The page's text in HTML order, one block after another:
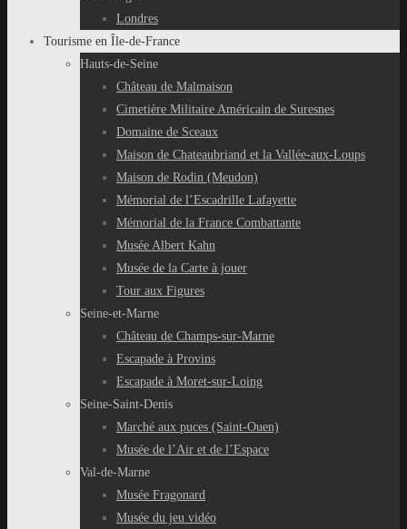
Londres
Tourisme en Île-de-France
Hauts-de-Seine
Château de Malmaison
Cimetière Militaire Américain de Suresnes
Domaine de Sceaux
Maison de Chateaubriand et la Vallée-aux-Loups
Maison de Rodin (Meudon)
Mémorial de l’Escadrille Lafayette
Mémorial de la France Combattante
Musée Albert Kahn
Musée de la Carte à jouer
Tour aux Figures
Seine-et-Marne
Château de Champs-sur-Marne
Escapade à Provins
Escapade à Moret-sur-Loing
Seine-Saint-Denis
Marché aux puces (Saint-Ouen)
Musée de l’Air et de l’Espace
Val-de-Marne
Musée Fragonard
Musée du jeu vidéo